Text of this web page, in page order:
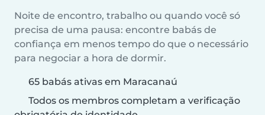
Noite de encontro, trabalho ou quando você só
precisa de uma pausa: encontre babás de
confiança em menos tempo do que o necessário
para negociar a hora de dormir.
65 babás ativas em Maracanaú
Todos os membros completam a verificação